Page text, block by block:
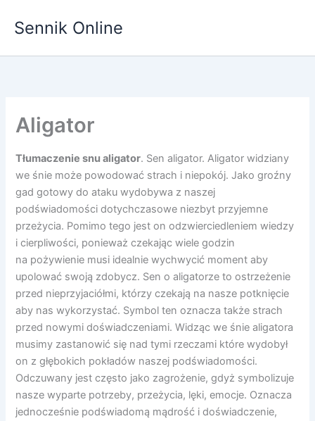
Sennik Online
Aligator
Tłumaczenie snu aligator. Sen aligator. Aligator widziany
we śnie może powodować strach i niepokój. Jako groźny
gad gotowy do ataku wydobywa z naszej
podświadomości dotychczasowe niezbyt przyjemne
przeżycia. Pomimo tego jest on odzwierciedleniem wiedzy
i cierpliwości, ponieważ czekając wiele godzin
na pożywienie musi idealnie wychwycić moment aby
upolować swoją zdobycz. Sen o aligatorze to ostrzeżenie
przed nieprzyjaciółmi, którzy czekają na nasze potknięcie
aby nas wykorzystać. Symbol ten oznacza także strach
przed nowymi doświadczeniami. Widząc we śnie aligatora
musimy zastanowić się nad tymi rzeczami które wydobył
on z głębokich pokładów naszej podświadomości.
Odczuwany jest często jako zagrożenie, gdyż symbolizuje
nasze wyparte potrzeby, przeżycia, lęki, emocje. Oznacza
jednocześnie podświadomą mądrość i doświadczenie,